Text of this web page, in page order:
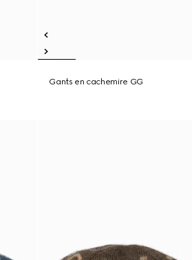
Gants en cachemire GG